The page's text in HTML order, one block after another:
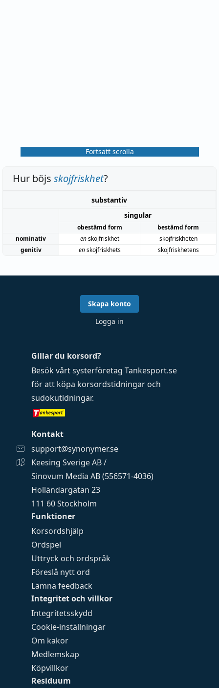
Fortsätt scrolla
Hur böjs skojfriskhet?
substantiv
singular
obestämd form
bestämd form
nominativ
enskojfriskhet
skojfriskheten
genitiv
enskojfriskhets skojfriskhetens
Funktioner
Korsordshjälp
Ordspel
Uttryck och ordspråk
Föreslå nytt ord
Lämna feedback
Integritet och villkor
Integritetsskydd
Cookie-inställningar
Om kakor
Medlemskap
Köpvillkor
Residuum
Gillar du korsord?
Besök vårt systerföretag Tankesport.se
för att köpa korsordstidningar och
sudokutidningar.
Kontakt
support@synonymer.se
Keesing Sverige AB /
Sinovum Media AB (556571-4036)
Holländargatan 23
111 60 Stockholm
Skapa konto
Logga in